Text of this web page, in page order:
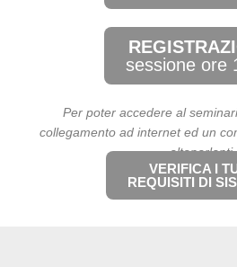
sessione ore
Per poter accedere al
collegamento ad interneted un
altoparlanti
VERIFICA I
REQUISITI DI